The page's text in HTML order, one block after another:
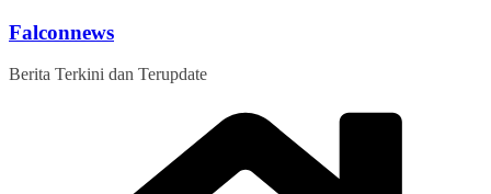
Skip
content
Falconnews
Berita Terkini dan Terupdate